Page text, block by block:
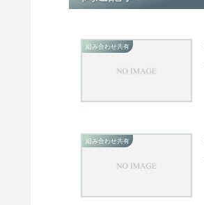
組み合わせ共有
組み合わせ共有